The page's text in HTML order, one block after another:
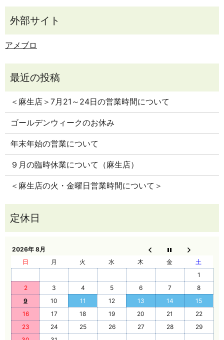
アメブロ
＜麻生店＞7月21～24日の営業時間について
ゴールデンウィークのお休み
年末年始の営業について
９月の臨時休業について（麻生店）
＜麻生店の火・金曜日営業時間について＞
2026年 8月
日
月 火 水 木 金
土
1
2
3 4 5 6 7
8
9
10 11 12 13 14
15
16
17 18 19 20 21
22
23
24 25 26 27 28
29